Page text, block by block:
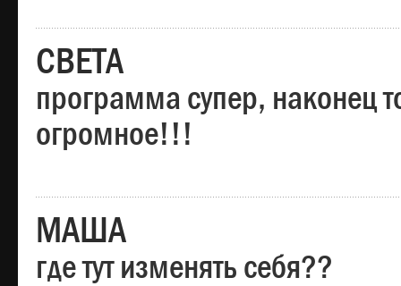
СВЕТА
программа супер, наконец
огромное!!!
МАША
где тут изменять себя??